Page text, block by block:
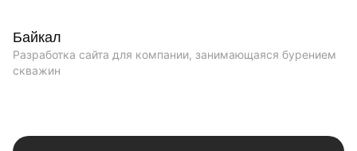
Байкал
Разработка сайта для компании, занимающаяся бурением
скважин